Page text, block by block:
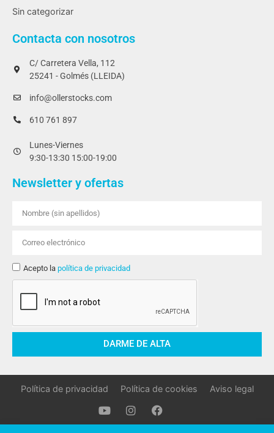
Sin categorizar
Contacta con nosotros
C/ Carretera Vella, 112
25241 - Golmés (LLEIDA)
info@ollerstocks.com
610 761 897
Lunes-Viernes
9:30-13:30 15:00-19:00
Newsletter y ofertas
Acepto la política de privacidad
DARME DE ALTA
Política de privacidad Política de cookies Aviso legal